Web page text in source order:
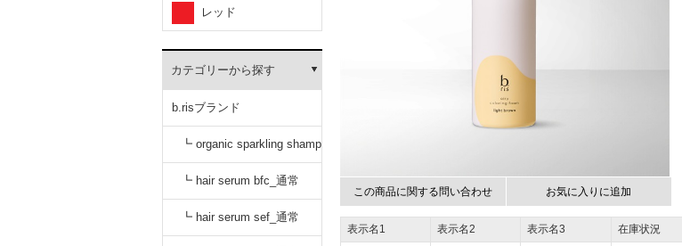
レッド
カテゴリーから探す
b.risブランド
┗ organic sparkling shamp
oo_通常
┗ hair serum bfc_通常
┗ hair serum sef_通常
この商品に関する問い合わせ お気に入りに追加
表示名1 表示名2 表示名3 在庫状況